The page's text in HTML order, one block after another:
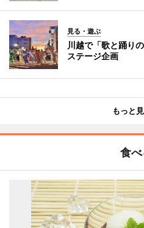
見る・遊ぶ
川越で「歌と踊り
ステージ企画
もっと
食べ